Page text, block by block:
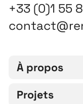
+33 (0)1 55
À propos
Projets